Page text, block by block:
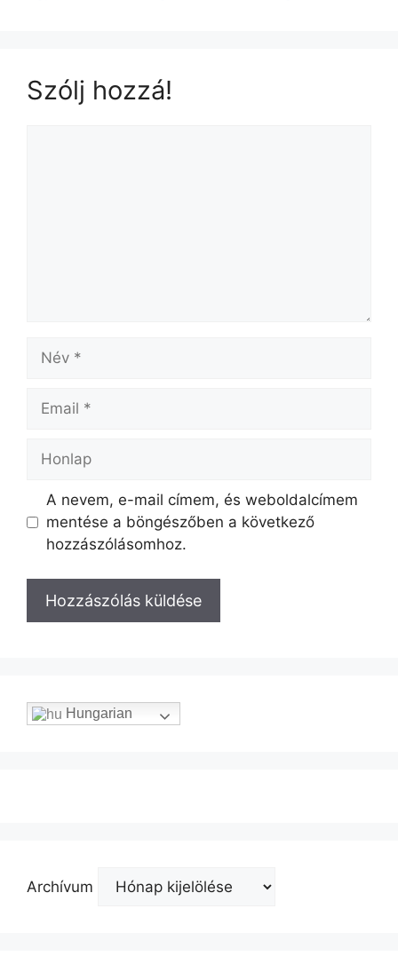
Szólj hozzá!
A nevem, e-mail címem, és weboldalcímem
mentése a böngészőben a következő
hozzászólásomhoz.
Hungarian
Archívum